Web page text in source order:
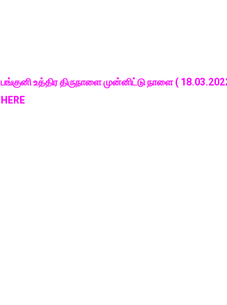
பங்குனி உத்திர திருநாளை முன்னிட்டு நாளை (
HERE